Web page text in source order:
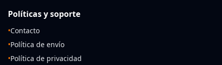
Políticas y soporte
•Contacto
•Política de envío
•Política de privacidad